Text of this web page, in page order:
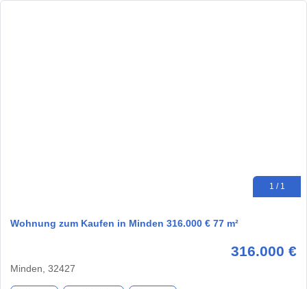
1 / 1
Wohnung zum Kaufen in Minden 316.000 € 77 m²
316.000 €
Minden, 32427